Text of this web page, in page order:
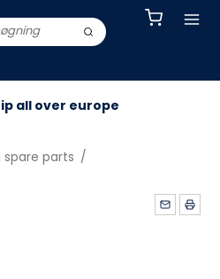
all over europe
spare parts /